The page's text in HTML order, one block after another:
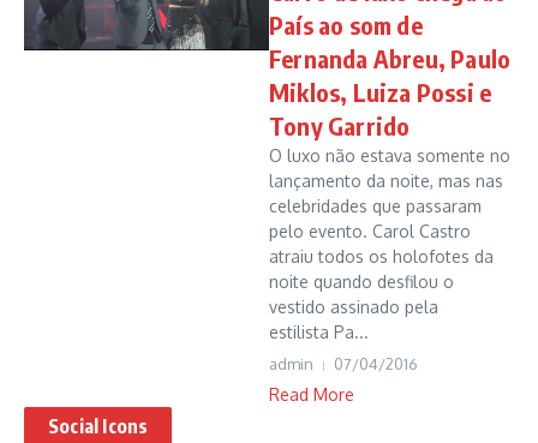
País ao som de
Fernanda Abreu, Paulo
Miklos, Luiza Possi e
Tony Garrido
O luxo não estava somente no
lançamento da noite, mas nas
celebridades que passaram
pelo evento. Carol Castro
atraiu todos os holofotes da
noite quando desfilou o
vestido assinado pela
estilista Pa...
admin 07/04/2016
Read More
Social Icons